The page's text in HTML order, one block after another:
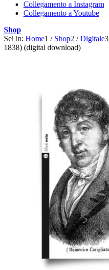
Collegamento a Instagram
Collegamento a Youtube
Shop
Sei in: Home1 / Shop2 / Digitale3
1838) (digital download)